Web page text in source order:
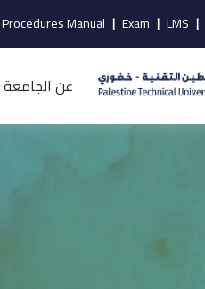
|
LMS
|
Exam
|
Procedures Manual
عن الجامعة